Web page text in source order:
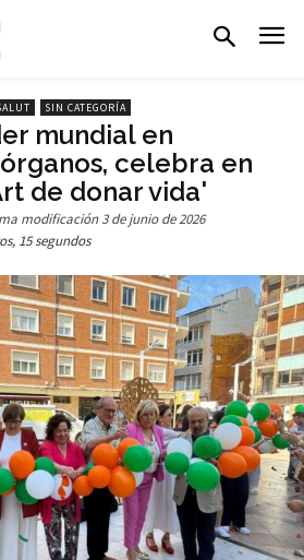
SIN CATEGORÍA
mundial en
celebra en
de donar vida'
modificación 3 de junio de 2026
15 segundos